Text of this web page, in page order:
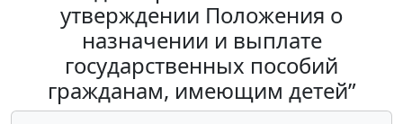
утверждении Положения о
назначении и выплате
государственных пособий
гражданам, имеющим детей”